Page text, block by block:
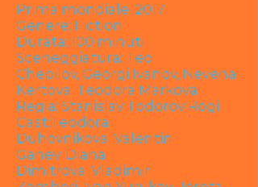
Prima mondiale: 2017
Genere: Fiction
Durata: 100 minuti
Sceneggiatura: Teo
Chepilov, Georgi Ivanov, Nevena
Kertova, Teodora Markova
Regia: Stanislav Todorov Rogi
Cast:Teodora
Duhovnikova, Valentin
Ganev, Diana
Dimitrova, Vladimir